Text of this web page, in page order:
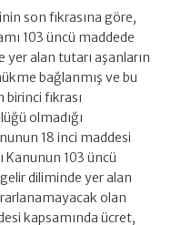
son fıkrasına göre,
103 üncü maddede
yer alan tutarı aşanların
bağlanmış ve bu
fıkrası
olmadığı
18 inci maddesi
Kanunun 103 üncü
diliminde yer alan
olan
kapsamında ücret,